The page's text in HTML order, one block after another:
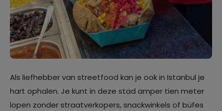
Als liefhebber van streetfood kan je ook in Istanbul je
hart ophalen. Je kunt in deze stad amper tien meter
lopen zonder straatverkopers, snackwinkels of büfes